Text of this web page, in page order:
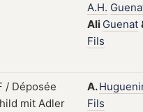
A.H.
Ali Guenat
Fils
A.
Fils